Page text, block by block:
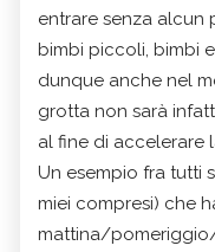
entrare senza alcun
bimbi piccoli, bimbi
dunque anche nel
grotta non sarà
al fine di accelerare
Un esempio fra tutti
miei compresi) che
mattina/pomeriggio/